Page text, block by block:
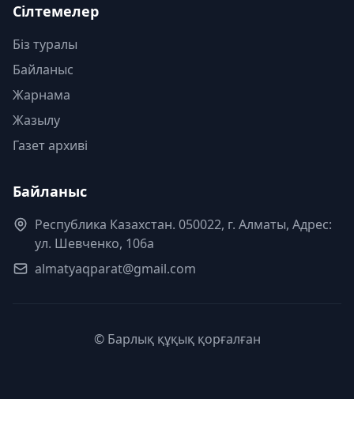
Сілтемелер
Біз туралы
Байланыс
Жарнама
Жазылу
Газет архиві
Байланыс
Республика Казахстан. 050022, г. Алматы, Адрес:
ул. Шевченко, 106а
almatyaqparat@gmail.com
© Барлық құқық қорғалған